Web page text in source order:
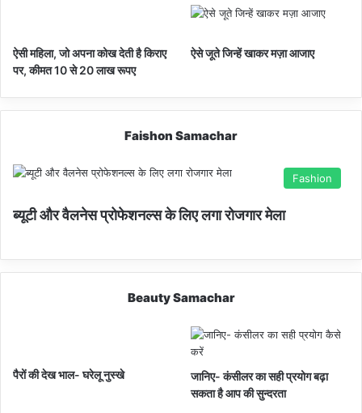
ऐसी महिला, जो अपना कोख देती है किराए
पर, कीमत 10 से 20 लाख रूपए
ऐसे जूते जिन्हें खाकर मज़ा आजाए
Faishon Samachar
Fashion
ब्यूटी और वैलनेस प्रोफेशनल्स के लिए लगा रोजगार मेला
Beauty Samachar
पैरों की देख भाल- घरेलू नुस्खे
जानिए- कंसीलर का सही प्रयोग बढ़ा
सकता है आप की सुन्दरता